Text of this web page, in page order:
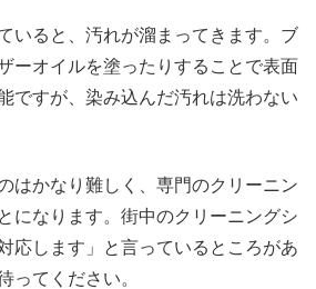
いると、汚れが溜まってきます。ブ
ーオイルを塗ったりすることで表面
ですが、染み込んだ汚れは洗わない
はかなり難しく、専門のクリーニン
になります。街中のクリーニングシ
応します」と言っているところがあ
ってください。